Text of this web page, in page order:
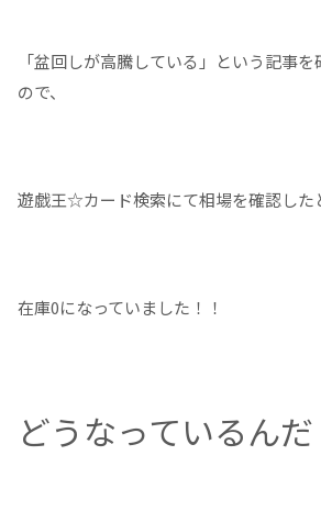
「盆回しが高騰している」という記事
ので、
遊戯王☆カード検索にて相場を確認した
在庫0になっていました！！
どうなっているんだ